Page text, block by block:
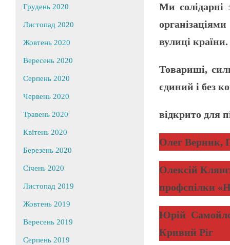
Ми солідарні
вулиці країни.
Товариші,
єдиний і без
відкрито для
Олег Верник,
Олексій
профспілки
Юрій
Кривий Ріг
Грудень 2020
Листопад 2020
Жовтень 2020
Вересень 2020
Серпень 2020
Червень 2020
Травень 2020
Квітень 2020
Березень 2020
Січень 2020
Листопад 2019
Жовтень 2019
Вересень 2019
Серпень 2019